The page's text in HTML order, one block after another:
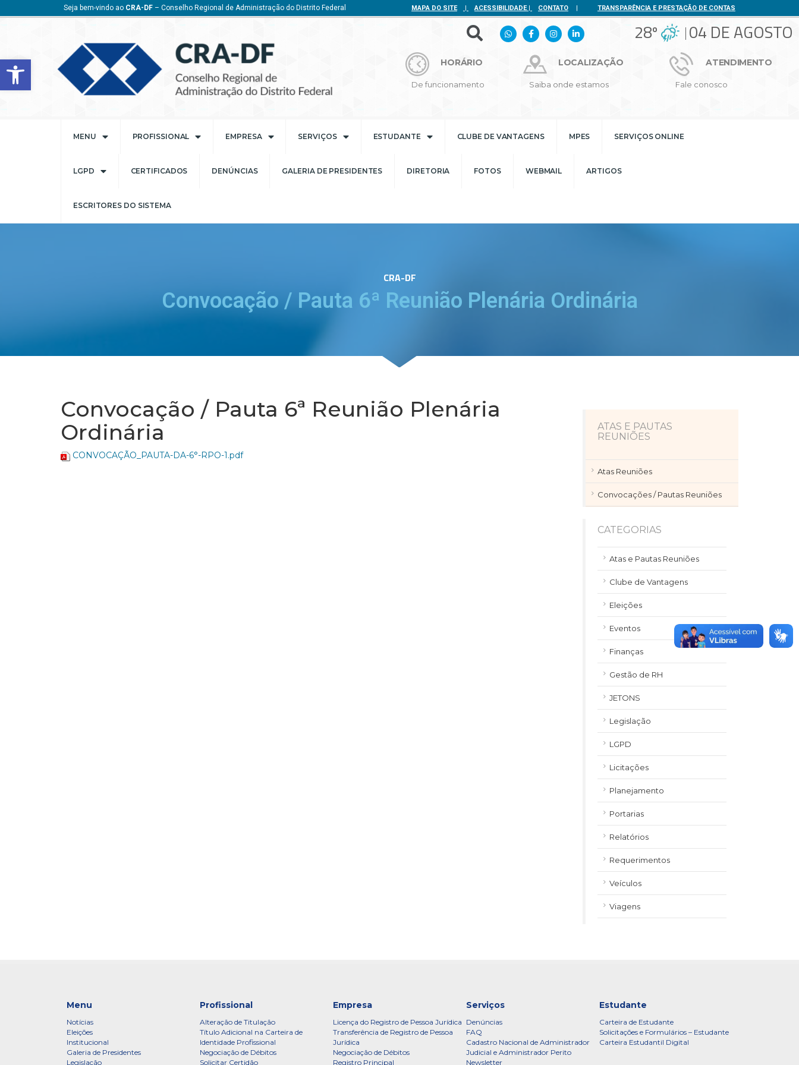
Barra de Ferramentas Aberta
Seja bem-vindo ao CRA-DF – Conselho Regional de Administração do Distrito Federal MAPA DO SITE | ACESSIBILIDADE| CONTATO | TRANSPARÊNCIA E PRESTAÇÃO DE CONTAS
28º 04 DE AGOSTO
HORÁRIO
De funcionamento
LOCALIZAÇÃO
Saiba onde estamos
ATENDIMENTO
Fale conosco
MENU PROFISSIONAL EMPRESA SERVIÇOS ESTUDANTE CLUBE DE VANTAGENS MPES SERVIÇOS ONLINE
LGPD CERTIFICADOS DENÚNCIAS GALERIA DE PRESIDENTES DIRETORIA FOTOS WEBMAIL ARTIGOS
ESCRITORES DO SISTEMA
CRA-DF
Convocação / Pauta 6ª Reunião Plenária Ordinária
Convocação / Pauta 6ª Reunião Plenária
Ordinária
CONVOCAÇÃO_PAUTA-DA-6°-RPO-1.pdf
ATAS E PAUTAS
REUNIÕES
Atas Reuniões
Convocações / Pautas Reuniões
CATEGORIAS
Atas e Pautas Reuniões
Clube de Vantagens
Eleições
Eventos
Finanças
Gestão de RH
JETONS
Legislação
LGPD
Licitações
Planejamento
Portarias
Relatórios
Requerimentos
Veículos
Viagens
Menu
Notícias
Eleições
Institucional
Galeria de Presidentes
Legislação
Profissional
Alteração de Titulação
Título Adicional na Carteira de
Identidade Profissional
Negociação de Débitos
Solicitar Certidão
Empresa
Licença do Registro de Pessoa Jurídica
Transferência de Registro de Pessoa
Jurídica
Negociação de Débitos
Registro Principal
Serviços
Denúncias
FAQ
Cadastro Nacional de Administrador
Judicial e Administrador Perito
Newsletter
Estudante
Carteira de Estudante
Solicitações e Formulários – Estudante
Carteira Estudantil Digital